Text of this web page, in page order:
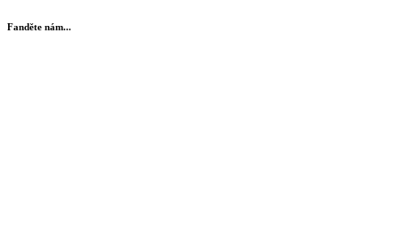
Fanděte nám...